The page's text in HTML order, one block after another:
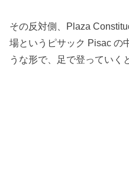
その反対側、Plaza
場というピサック Pisac の
うな形で、足で登っていく